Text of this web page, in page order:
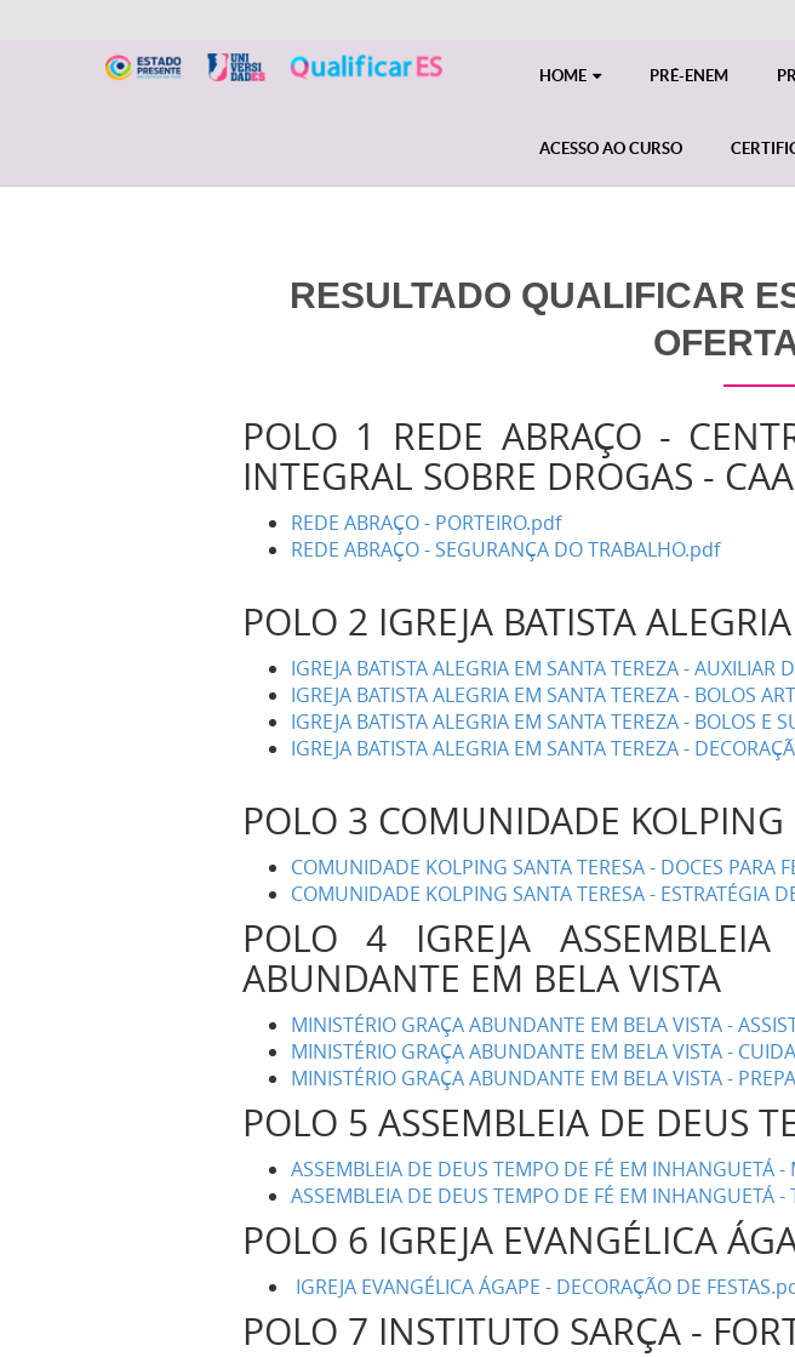
HOME PRÉ-ENEM
ACESSO AO CURSO
RESULTADO QUALIFICAR
POLO 1 REDE ABRAÇO -
INTEGRAL SOBRE DROGAS -
REDE ABRAÇO - PORTEIRO.pdf
REDE ABRAÇO - SEGURANÇA DO TRABALHO.pdf
POLO 2 IGREJA BATISTA
IGREJA BATISTA ALEGRIA EM SANTA TEREZA -
IGREJA BATISTA ALEGRIA EM SANTA TEREZA - BOLOS
IGREJA BATISTA ALEGRIA EM SANTA TEREZA - BOLOS E
IGREJA BATISTA ALEGRIA EM SANTA TEREZA -
POLO 3 COMUNIDADE KOLPING
COMUNIDADE KOLPING SANTA TERESA - DOCES PARA
COMUNIDADE KOLPING SANTA TERESA - ESTRATÉGIA
POLO 4 IGREJA
ABUNDANTE EM BELA VISTA
MINISTÉRIO GRAÇA ABUNDANTE EM BELA VISTA -
MINISTÉRIO GRAÇA ABUNDANTE EM BELA VISTA -
MINISTÉRIO GRAÇA ABUNDANTE EM BELA VISTA -
POLO 5 ASSEMBLEIA DE DEUS
ASSEMBLEIA DE DEUS TEMPO DE FÉ EM INHANGUETÁ
ASSEMBLEIA DE DEUS TEMPO DE FÉ EM INHANGUETÁ
POLO 6 IGREJA EVANGÉLICA
IGREJA EVANGÉLICA ÁGAPE - DECORAÇÃO DE
POLO 7 INSTITUTO SARÇA -